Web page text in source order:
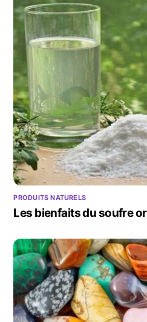
PRODUITS NATURELS
Les bienfaits du soufre